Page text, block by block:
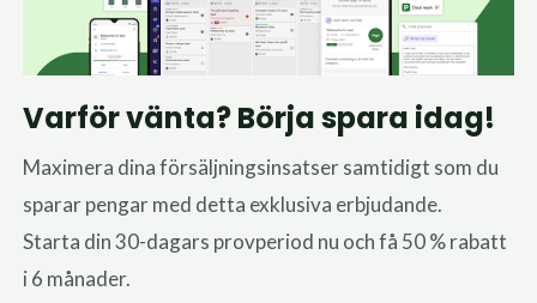
Varför vänta? Börja spara idag!
Maximera dina försäljningsinsatser samtidigt som du
sparar pengar med detta exklusiva erbjudande.
Starta din 30-dagars provperiod nu och få 50 % rabatt
i 6 månader.